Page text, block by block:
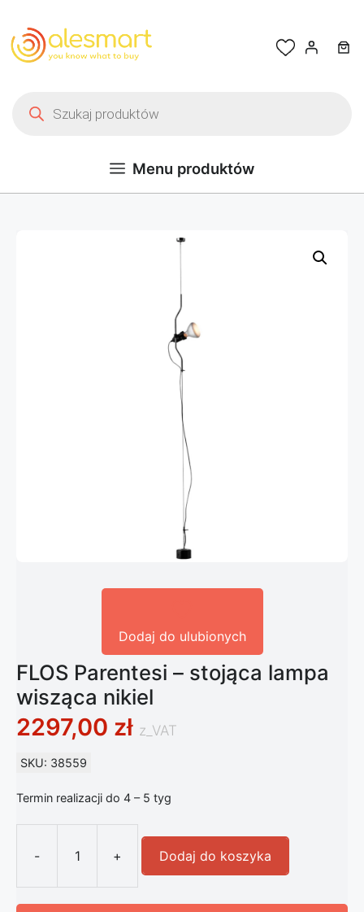
Menu produktów
Dodaj do ulubionych
FLOS Parentesi – stojąca lampa
wisząca nikiel
2297,00 zł z_VAT
SKU: 38559
Termin realizacji do 4 – 5 tyg
-
ilość FLOS Parentesi - stojąca
+ Dodaj do koszyka